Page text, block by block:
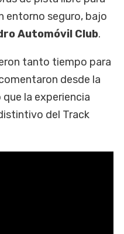
entorno seguro, bajo
Automóvil Club.
tanto tiempo para
desde la
la experiencia
del Track